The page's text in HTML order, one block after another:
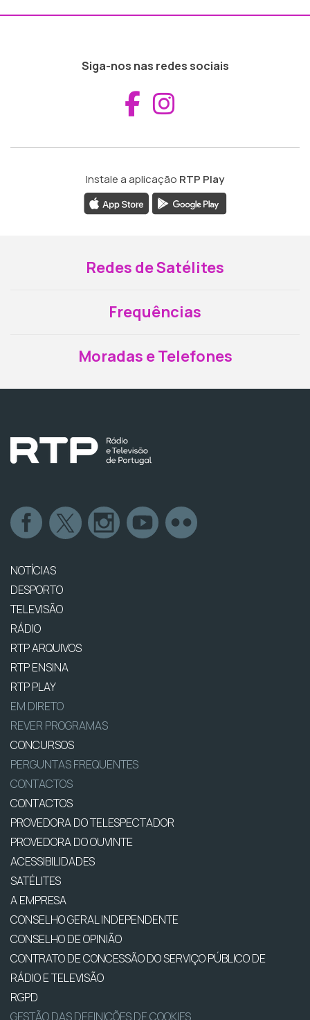
Siga-nos nas redes sociais
Aceder ao
Instale a aplicação RTP Play
Redes de Satélites
Frequências
Moradas e Telefones
NOTÍCIAS
DESPORTO
TELEVISÃO
RÁDIO
RTP ARQUIVOS
RTP ENSINA
RTP PLAY
EM DIRETO
REVER PROGRAMAS
CONCURSOS
PERGUNTAS FREQUENTES
CONTACTOS
CONTACTOS
PROVEDORA DO TELESPECTADOR
PROVEDORA DO OUVINTE
ACESSIBILIDADES
SATÉLITES
A EMPRESA
CONSELHO GERAL INDEPENDENTE
CONSELHO DE OPINIÃO
CONTRATO DE CONCESSÃO DO SERVIÇO PÚBLICO DE
RÁDIO E TELEVISÃO
RGPD
GESTÃO DAS DEFINIÇÕES DE COOKIES